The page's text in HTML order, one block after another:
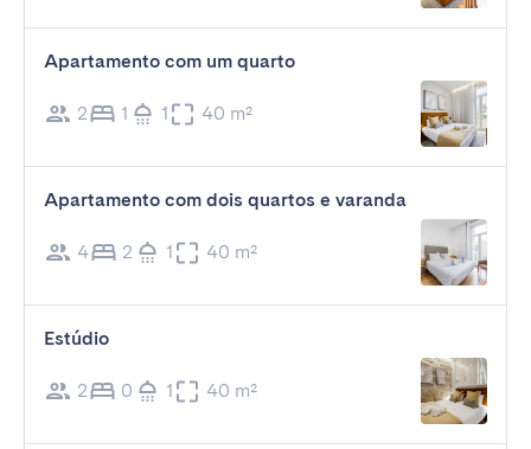
Apartamento com um quarto
2 1 1 40 m²
Apartamento com dois quartos e varanda
4 2 1 40 m²
Estúdio
2 0 1 40 m²